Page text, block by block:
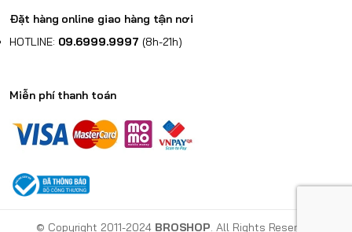
Đặt hàng online giao hàng tận nơi
HOTLINE: 09.6999.9997 (8h-21h)
Miễn phí thanh toán
© Copyright 2011-2024 BROSHOP. All Rights Reserved